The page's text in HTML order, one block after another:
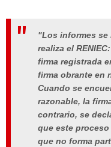
"Los informes se
realiza el
firma registrada
firma obrante en
Cuando se
razonable, la
contrario, se
que este
que no forma